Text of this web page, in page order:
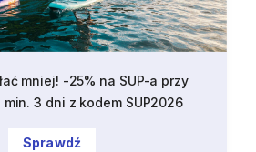
mniej! -25% na SUP-a przy
3 dni z kodem SUP2026
Sprawdź